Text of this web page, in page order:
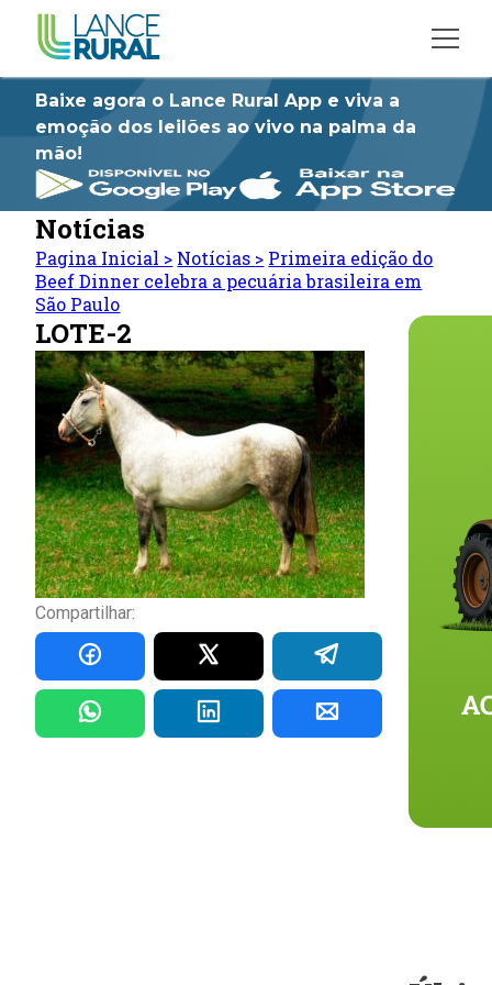
Baixe agora o Lance Rural App e viva a
emoção dos leilões ao vivo na palma da
mão!
Notícias
Pagina Inicial > Notícias > Primeira edição do
Beef Dinner celebra a pecuária brasileira em
São Paulo
LOTE-2
Compartilhar: